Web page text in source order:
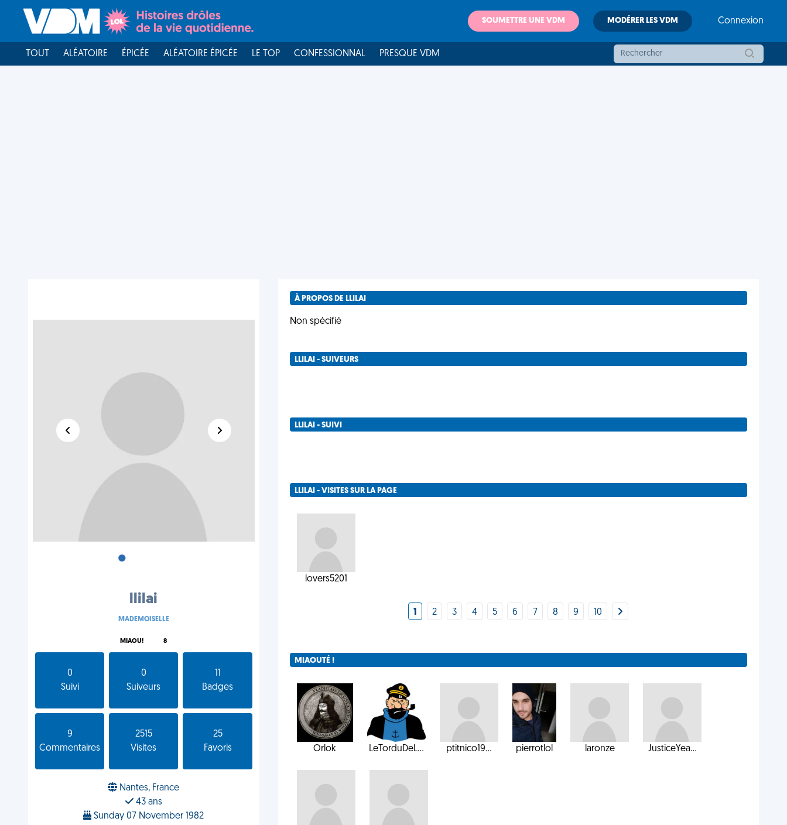
SOUMETTRE UNE VDM MODÉRER LES VDM Connexion
TOUT ALÉATOIRE ÉPICÉE ALÉATOIRE ÉPICÉE LE TOP CONFESSIONNAL PRESQUE VDM
•
llilai
MADEMOISELLE
MIAOU! 8
0
Suivi
0
Suiveurs
Badges
9
Commentaires
2515
Visites
25
Favoris
Nantes, France
43 ans
Sunday 07 November 1982
À PROPOS DE LLILAI
Non spécifié
LLILAI - SUIVEURS
LLILAI - SUIVI
LLILAI - VISITES SUR LA PAGE
lovers5201
1 2 3 4 5 6 7 8 9 10
MIAOUTÉ !
Orlok LeTorduDeL... ptitnico19... pierrotlol laronze JusticeYea...